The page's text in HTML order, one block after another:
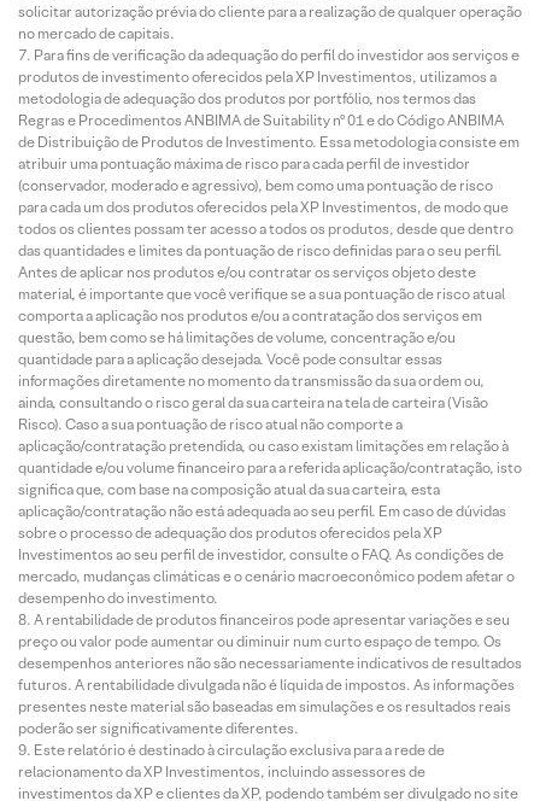
solicitar autorização prévia do cliente para a realização de qualquer operação
no mercado de capitais.
Para fins de verificação da adequação do perfil do investidor aos serviços e
produtos de investimento oferecidos pela XP Investimentos, utilizamos a
metodologia de adequação dos produtos por portfólio, nos termos das
Regras e Procedimentos ANBIMA de Suitability nº 01 e do Código ANBIMA
de Distribuição de Produtos de Investimento. Essa metodologia consiste em
atribuir uma pontuação máxima de risco para cada perfil de investidor
(conservador, moderado e agressivo), bem como uma pontuação de risco
para cada um dos produtos oferecidos pela XP Investimentos, de modo que
todos os clientes possam ter acesso a todos os produtos, desde que dentro
das quantidades e limites da pontuação de risco definidas para o seu perfil.
Antes de aplicar nos produtos e/ou contratar os serviços objeto deste
material, é importante que você verifique se a sua pontuação de risco atual
comporta a aplicação nos produtos e/ou a contratação dos serviços em
questão, bem como se há limitações de volume, concentração e/ou
quantidade para a aplicação desejada. Você pode consultar essas
informações diretamente no momento da transmissão da sua ordem ou,
ainda, consultando o risco geral da sua carteira na tela de carteira (Visão
Risco). Caso a sua pontuação de risco atual não comporte a
aplicação/contratação pretendida, ou caso existam limitações em relação à
quantidade e/ou volume financeiro para a referida aplicação/contratação, isto
significa que, com base na composição atual da sua carteira, esta
aplicação/contratação não está adequada ao seu perfil. Em caso de dúvidas
sobre o processo de adequação dos produtos oferecidos pela XP
Investimentos ao seu perfil de investidor, consulte o FAQ. As condições de
mercado, mudanças climáticas e o cenário macroeconômico podem afetar o
desempenho do investimento.
A rentabilidade de produtos financeiros pode apresentar variações e seu
preço ou valor pode aumentar ou diminuir num curto espaço de tempo. Os
desempenhos anteriores não são necessariamente indicativos de resultados
futuros. A rentabilidade divulgada não é líquida de impostos. As informações
presentes neste material são baseadas em simulações e os resultados reais
poderão ser significativamente diferentes.
Este relatório é destinado à circulação exclusiva para a rede de
relacionamento da XP Investimentos, incluindo assessores de
investimentos da XP e clientes da XP, podendo também ser divulgado no site